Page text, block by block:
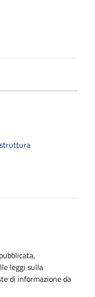
struttura
leggi sulla
di informazione da